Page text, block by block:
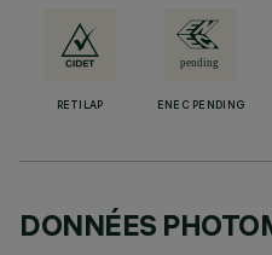
RETILAP ENEC PENDING
DONNÉES